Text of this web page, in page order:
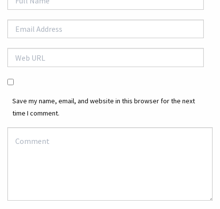
Save my name, email, and website in this browser for the next
time I comment.